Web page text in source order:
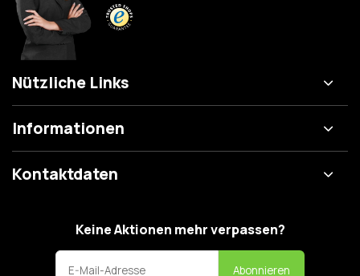
Nützliche Links
Informationen
Kontaktdaten
Keine Aktionen mehr verpassen?
Abonnieren